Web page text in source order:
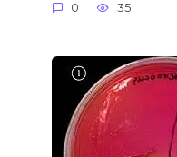
0 35